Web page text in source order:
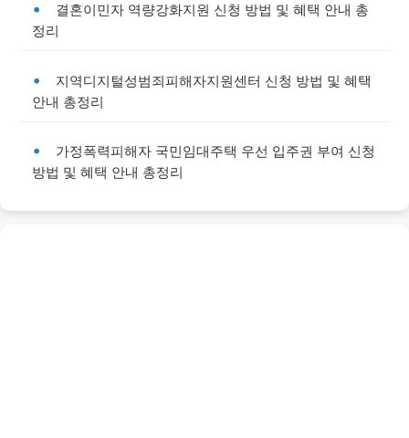
결혼이민자 역량강화지원 신청 방법 및 혜택 안내 총
정리
지역디지털성범죄피해자지원센터 신청 방법 및 혜택
안내 총정리
가정폭력피해자 국민임대주택 우선 입주권 부여 신청
방법 및 혜택 안내 총정리